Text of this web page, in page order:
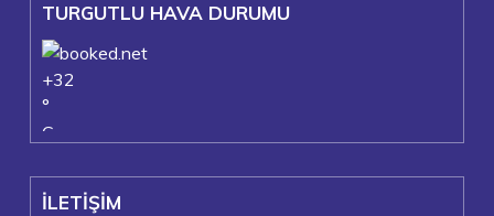
TURGUTLU HAVA DURUMU
+32
°
C
+22°
Turgutlu
İLETİŞİM